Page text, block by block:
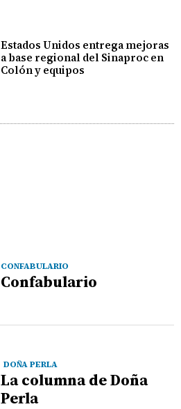
Estados Unidos entrega mejoras
a base regional del Sinaproc en
Colón y equipos
CONFABULARIO
Confabulario
DOÑA PERLA
La columna de Doña
Perla